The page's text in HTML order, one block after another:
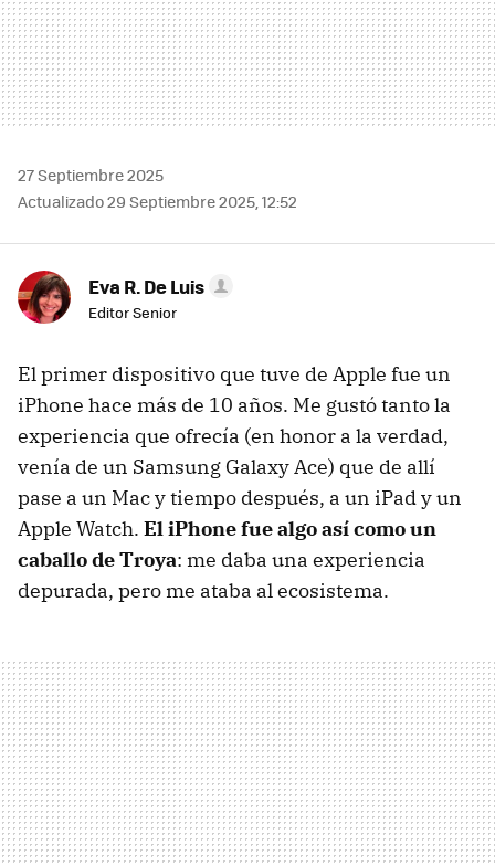
27 Septiembre 2025
Actualizado 29 Septiembre 2025, 12:52
Eva R. De Luis
Editor Senior
El primer dispositivo que tuve de Apple fue un
iPhone hace más de 10 años. Me gustó tanto la
experiencia que ofrecía (en honor a la verdad,
venía de un Samsung Galaxy Ace) que de allí
pase a un Mac y tiempo después, a un iPad y un
Apple Watch. El iPhone fue algo así como un
caballo de Troya: me daba una experiencia
depurada, pero me ataba al ecosistema.